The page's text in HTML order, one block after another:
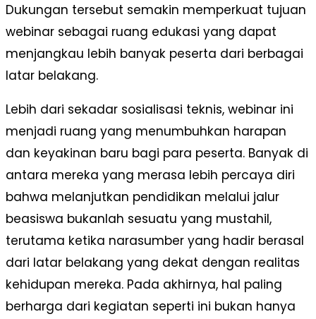
Dukungan tersebut semakin memperkuat tujuan
webinar sebagai ruang edukasi yang dapat
menjangkau lebih banyak peserta dari berbagai
latar belakang.
Lebih dari sekadar sosialisasi teknis, webinar ini
menjadi ruang yang menumbuhkan harapan
dan keyakinan baru bagi para peserta. Banyak di
antara mereka yang merasa lebih percaya diri
bahwa melanjutkan pendidikan melalui jalur
beasiswa bukanlah sesuatu yang mustahil,
terutama ketika narasumber yang hadir berasal
dari latar belakang yang dekat dengan realitas
kehidupan mereka. Pada akhirnya, hal paling
berharga dari kegiatan seperti ini bukan hanya